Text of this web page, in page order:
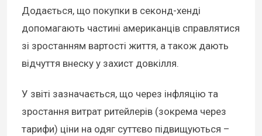
Додається, що покупки в секонд-хенді
допомагають частині американців справлятися
зі зростанням вартості життя, а також дають
відчуття внеску у захист довкілля.
У звіті зазначається, що через інфляцію та
зростання витрат ритейлерів (зокрема через
тарифи) ціни на одяг суттєво підвищуються –